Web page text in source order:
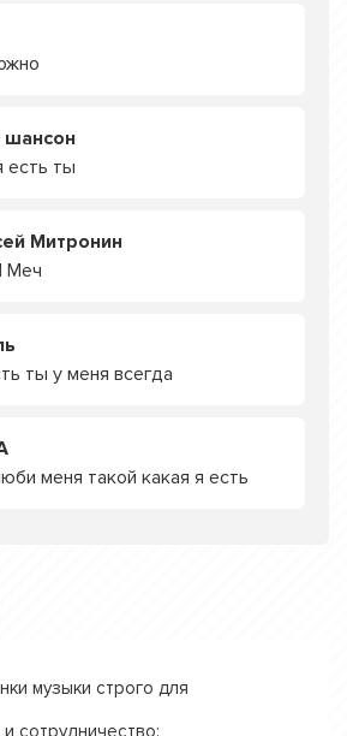
шансон
есть ты
Митронин
Меч
ты у меня всегда
меня такой какая я есть
музыки строго для
сотрудничество: